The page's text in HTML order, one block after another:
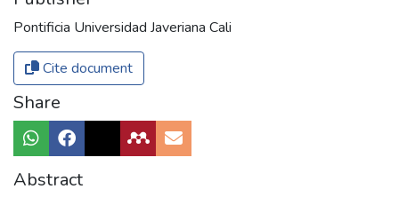
Pontificia Universidad Javeriana Cali
Cite document
Share
Abstract